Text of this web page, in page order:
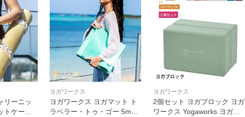
リーニッ
トケース y
ヨガワークス
ヨガワークス ヨガマット ト
ラベラー・トゥ・ゴー 5mm
ヨガワークス
2個セット ヨガブロック ヨガ
ワークス Yogaworks ヨガブ